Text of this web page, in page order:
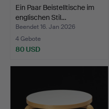
Ein Paar Beistelltische im
englischen Stil…
Beendet 16. Jan 2026
4 Gebote
80 USD